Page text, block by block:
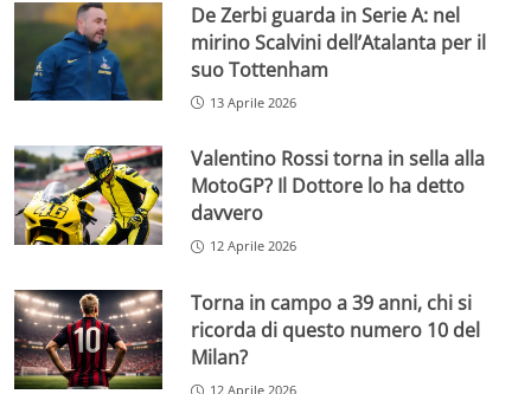
De Zerbi guarda in Serie A: nel
mirino Scalvini dell’Atalanta per il
suo Tottenham
13 Aprile 2026
Valentino Rossi torna in sella alla
MotoGP? Il Dottore lo ha detto
davvero
12 Aprile 2026
Torna in campo a 39 anni, chi si
ricorda di questo numero 10 del
Milan?
12 Aprile 2026